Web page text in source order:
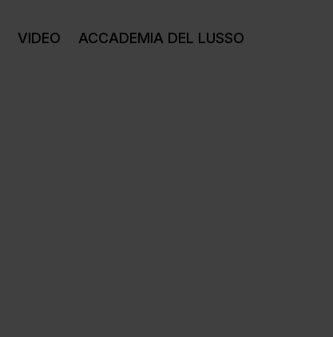
VIDEO ACCADEMIA DEL LUSSO